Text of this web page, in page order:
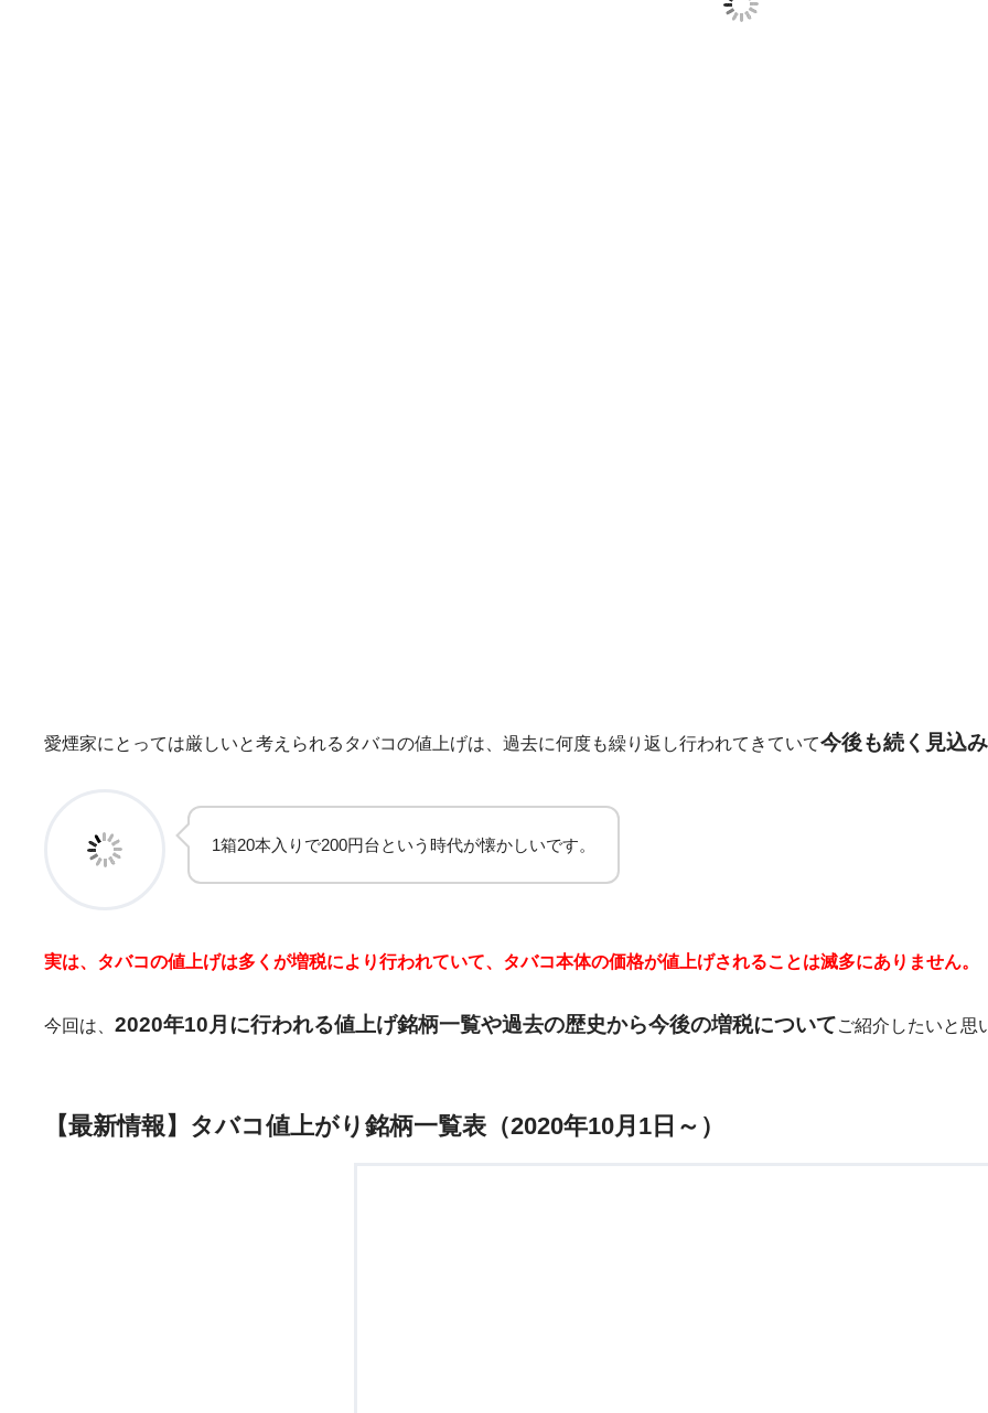
愛煙家にとっては厳しいと考えられるタバコの値上げは、過去に何度も繰り返し行われてきていて今後も続く見込み
1箱20本入りで200円台という時代が懐かしいです。
実は、タバコの値上げは多くが増税により行われていて、タバコ本体の価格が値上げされることは滅多にありません。
今回は、 2020年10月に行われる値上げ銘柄一覧や過去の歴史から今後の増税についてご紹介したいと思
【最新情報】タバコ値上がり銘柄一覧表（2020年10月1日～）